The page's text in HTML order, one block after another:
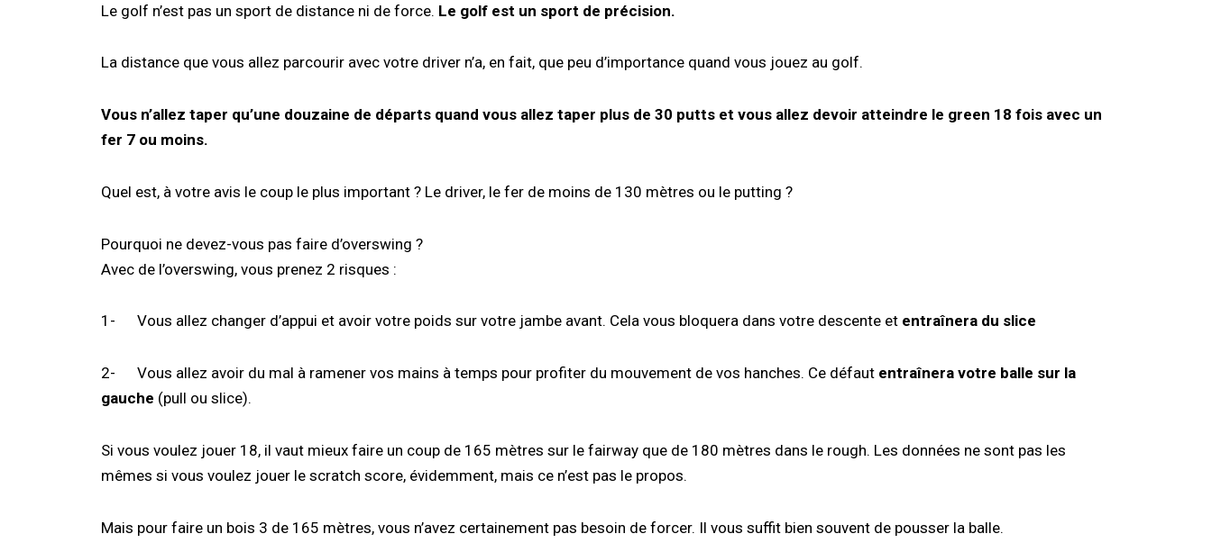
Le golf n’est pas un sport de distance ni de force. Le golf est un sport de précision.
La distance que vous allez parcourir avec votre driver n’a, en fait, que peu d’importance quand vous jouez au golf.
Vous n’allez taper qu’une douzaine de départs quand vous allez taper plus de 30 putts et vous allez devoir atteindre le green 18 fois avec un
fer 7 ou moins.
Quel est, à votre avis le coup le plus important ? Le driver, le fer de moins de 130 mètres ou le putting ?
Pourquoi ne devez-vous pas faire d’overswing ?
Avec de l’overswing, vous prenez 2 risques :
1- Vous allez changer d’appui et avoir votre poids sur votre jambe avant. Cela vous bloquera dans votre descente et entraînera du slice
2- Vous allez avoir du mal à ramener vos mains à temps pour profiter du mouvement de vos hanches. Ce défaut entraînera votre balle sur la
gauche (pull ou slice).
Si vous voulez jouer 18, il vaut mieux faire un coup de 165 mètres sur le fairway que de 180 mètres dans le rough. Les données ne sont pas les
mêmes si vous voulez jouer le scratch score, évidemment, mais ce n’est pas le propos.
Mais pour faire un bois 3 de 165 mètres, vous n’avez certainement pas besoin de forcer. Il vous suffit bien souvent de pousser la balle.